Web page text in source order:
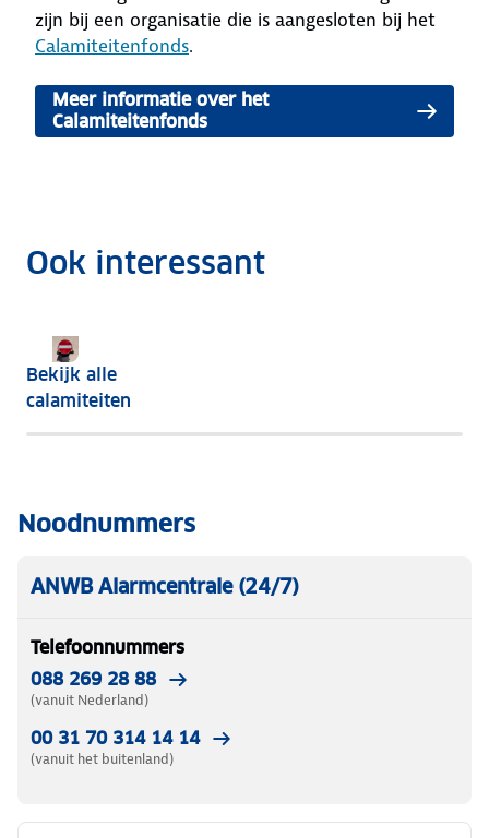
zijn bij een organisatie die is aangesloten bij het
Calamiteitenfonds.
Meer informatie over het
Calamiteitenfonds
Ook interessant
Bekijk alle
calamiteiten
Noodnummers
ANWB Alarmcentrale (24/7)
Telefoonnummers
088 269 28 88
(vanuit Nederland)
00 31 70 314 14 14
(vanuit het buitenland)